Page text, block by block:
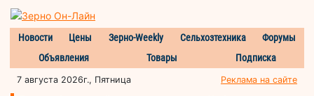
Новости Цены Зерно-Weekly Сельхозтехника
Форумы
Объявления
Товары Подписка
7 августа 2026г., Пятница Реклама на сайте